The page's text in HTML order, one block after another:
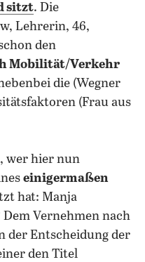
sitzt. Die
Lehrerin, 46,
den
Mobilität/Verkehr
die (Wegner
(Frau aus
wer hier nun
einigermaßen
hat: Manja
Vernehmen nach
der Entscheidung der
den Titel